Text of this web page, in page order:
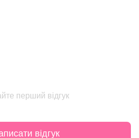
перший відгук
відгук